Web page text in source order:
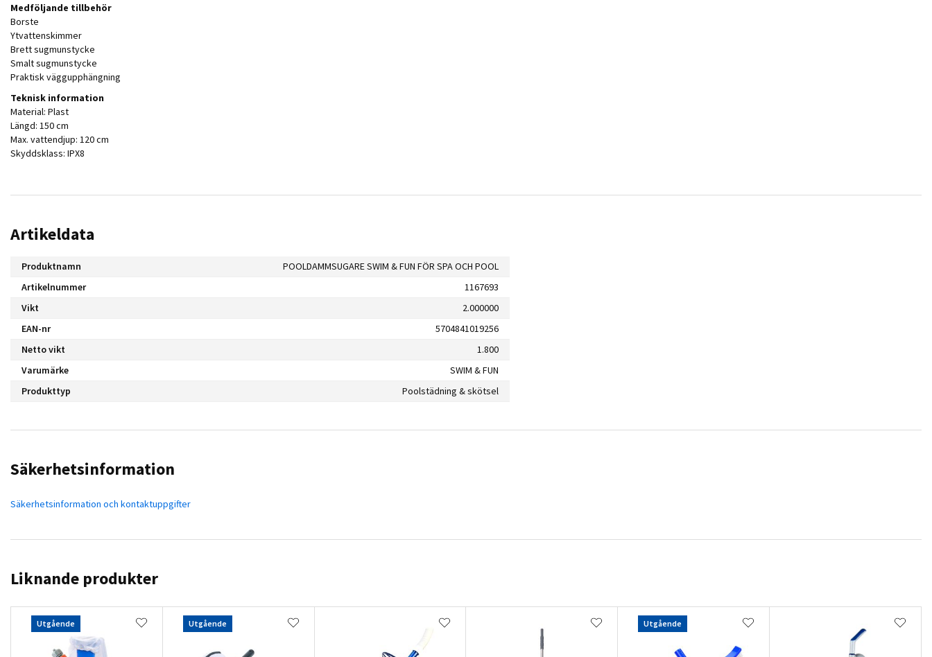
Medföljande tillbehör
Borste
Ytvattenskimmer
Brett sugmunstycke
Smalt sugmunstycke
Praktisk väggupphängning
Teknisk information
Material: Plast
Längd: 150 cm
Max. vattendjup: 120 cm
Skyddsklass: IPX8
Artikeldata
Produktnamn
POOLDAMMSUGARE SWIM & FUN FÖR SPA OCH POOL
Artikelnummer
1167693
Vikt
2.000000
EAN-nr
5704841019256
Netto vikt
1.800
Varumärke
SWIM & FUN
Produkttyp
Poolstädning & skötsel
Säkerhetsinformation
Säkerhetsinformation och kontaktuppgifter
Liknande produkter
Utgående Utgående Utgående